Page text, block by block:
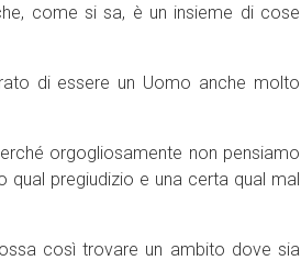
come si sa, è un insieme di cose
di essere un Uomo anche molto
orgogliosamente non pensiamo
pregiudizio e una certa qual mal
così trovare un ambito dove sia